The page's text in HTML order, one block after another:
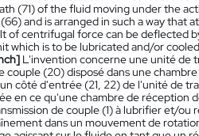
(71) of the fluid moving under the
and is arranged in such a way that
of centrifugal force can be deflected
which is to be lubricated and/or
L'invention concerne une unité de
couple (20) disposé dans une
côté d'entrée (21, 22) de l'unité de
en ce qu'une chambre de réception
de couple (1) à lubrifier et/ou
dans un mouvement de